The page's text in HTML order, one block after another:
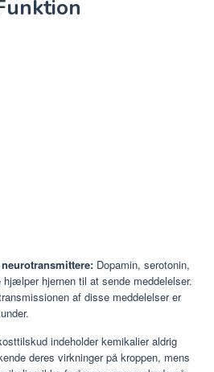
Dopamin, serotonin,
hjernen til at sende meddelelser.
af disse meddelelser er
indeholder kemikalier aldrig
deres virkninger på kroppen, mens